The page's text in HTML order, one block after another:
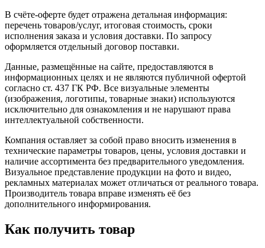
В счёте-оферте будет отражена детальная информация:
перечень товаров/услуг, итоговая стоимость, сроки
исполнения заказа и условия доставки. По запросу
оформляется отдельный договор поставки.
Данные, размещённые на сайте, предоставляются в
информационных целях и не являются публичной офертой
согласно ст. 437 ГК РФ. Все визуальные элементы
(изображения, логотипы, товарные знаки) используются
исключительно для ознакомления и не нарушают права
интеллектуальной собственности.
Компания оставляет за собой право вносить изменения в
технические параметры товаров, цены, условия доставки и
наличие ассортимента без предварительного уведомления.
Визуальное представление продукции на фото и видео,
рекламных материалах может отличаться от реального товара.
Производитель товара вправе изменять её без
дополнительного информирования.
Как получить товар